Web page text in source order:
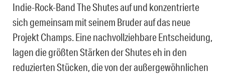
Indie-Rock-Band The Shutes auf und konzentrierte
sich gemeinsam mit seinem Bruder auf das neue
Projekt Champs. Eine nachvollziehbare Entscheidung,
lagen die größten Stärken der Shutes eh in den
reduzierten Stücken, die von der außergewöhnlichen